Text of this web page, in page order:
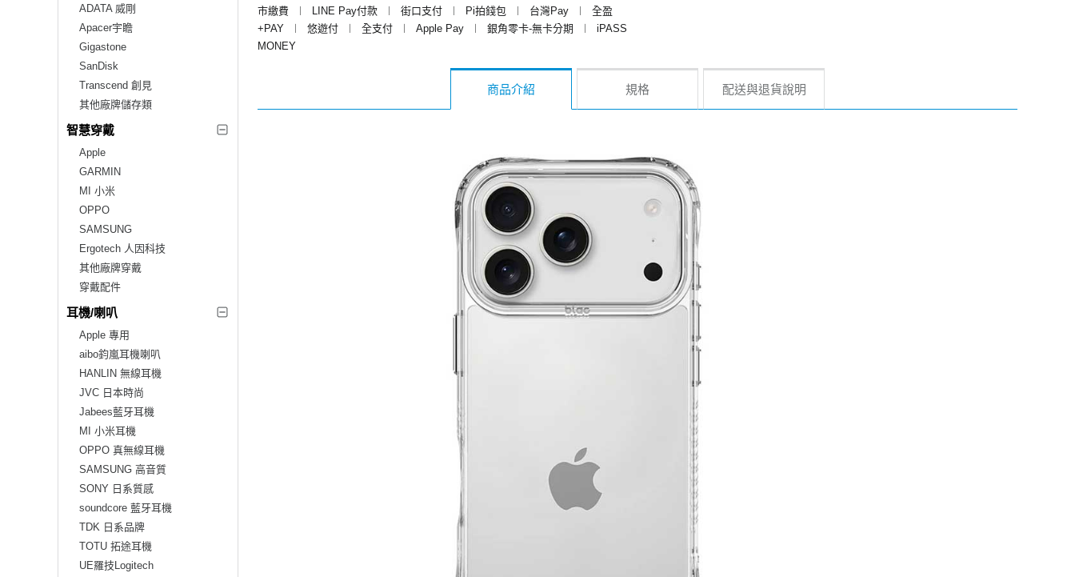
ADATA 威剛
Apacer宇瞻
Gigastone
SanDisk
Transcend 創見
其他廠牌儲存類
智慧穿戴
Apple
GARMIN
MI 小米
OPPO
SAMSUNG
Ergotech 人因科技
其他廠牌穿戴
穿戴配件
耳機/喇叭
Apple 專用
aibo鈞嵐耳機喇叭
HANLIN 無線耳機
JVC 日本時尚
Jabees藍牙耳機
MI 小米耳機
OPPO 真無線耳機
SAMSUNG 高音質
SONY 日系質感
soundcore 藍牙耳機
TDK 日系品牌
TOTU 拓途耳機
UE羅技Logitech
市繳費
︱ LINE Pay付款 ︱ 街口支付 ︱ Pi拍錢包 ︱ 台灣Pay ︱
全盈
+PAY
︱ 悠遊付 ︱ 全支付 ︱ Apple Pay ︱ 銀角零卡-無卡分期 ︱
iPASS
MONEY
商品介紹 規格 配送與退貨說明